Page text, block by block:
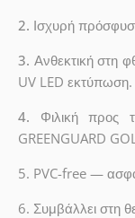
2. Ισχυρή
3. Ανθεκτική στη
UV LED εκτύπωση.
4. Φιλική προς
GREENGUARD
5. PVC-free —
6. Συμβάλλει στη